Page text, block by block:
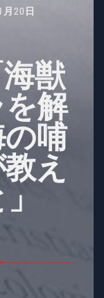
20日
獣
解
哺
え